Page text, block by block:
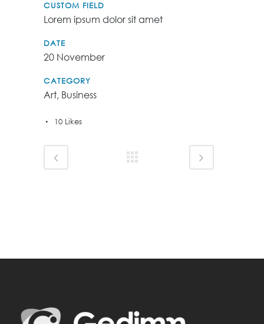
CUSTOM FIELD
Lorem ipsum dolor sit amet
DATE
20 November
CATEGORY
Art, Business
10 Likes